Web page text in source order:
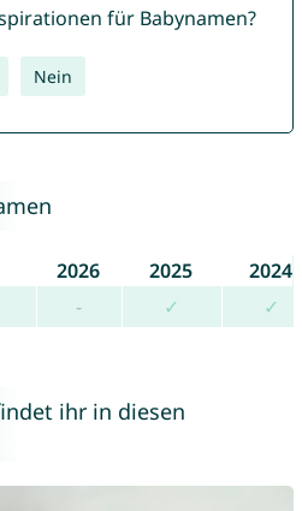
für Babynamen?
Nein
2026 2025
2024
- ✓ ✓
ihr in diesen